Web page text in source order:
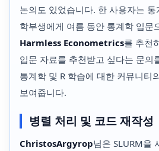
논의도 있었습니다. 한 사용자는
학부생에게 여름 동안 통계학 입문
Harmless Econometrics를 추천
입문 자료를 추천받고 싶다는 문의
통계학 및 R 학습에 대한 커뮤니티
보여줍니다.
병렬 처리 및 코드 재작성
ChristosArgyrop님은 SLURM을